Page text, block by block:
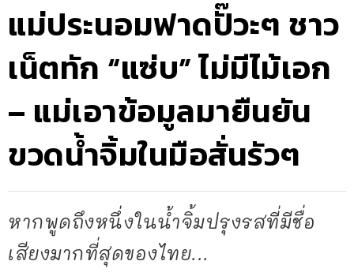
แม่ประนอมฟาดปั๊วะๆ ชาว
เน็ตทัก “แซ่บ” ไม่มีไม้เอก
– แม่เอาข้อมูลมายืนยัน
ขวดน้ำจิ้มในมือสั่นรัวๆ
หากพูดถึงหนึ่งในน้ำจิ้มปรุงรสที่มีชื่อ
เสียงมากที่สุดของไทย...